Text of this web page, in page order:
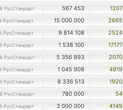
РусСтандарт 567 453
1207
РусСтандарт 15 000 000
2665
РусСтандарт 9 814 108
2524
РусСтандарт 1 538 100
17177
РусСтандарт 5 356 893
2070
РусСтандарт 1 045 908
4919
РусСтандарт 8 336 513
1920
РусСтандарт 780 000
54
РусСтандарт 3 000 000
4149